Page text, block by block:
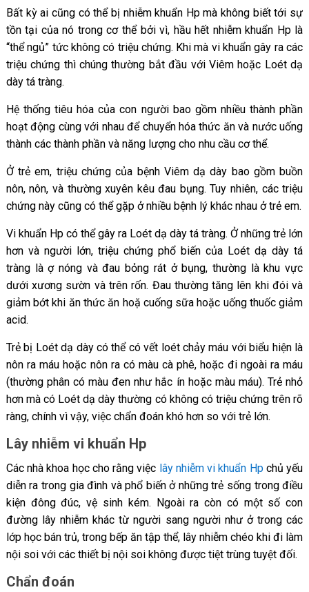
Bất kỳ ai cũng có thể bị nhiễm khuẩn Hp mà không biết tới sự
tồn tại của nó trong cơ thể bởi vì, hầu hết nhiễm khuẩn Hp là
“thể ngủ” tức không có triệu chứng. Khi mà vi khuẩn gây ra các
triệu chứng thì chúng thường bắt đầu với Viêm hoặc Loét dạ
dày tá tràng.
Hệ thống tiêu hóa của con người bao gồm nhiều thành phần
hoạt động cùng với nhau để chuyển hóa thức ăn và nước uống
thành các thành phần và năng lượng cho nhu cầu cơ thể.
Ở trẻ em, triệu chứng của bệnh Viêm dạ dày bao gồm buồn
nôn, nôn, và thường xuyên kêu đau bụng. Tuy nhiên, các triệu
chứng này cũng có thể gặp ở nhiều bệnh lý khác nhau ở trẻ em.
Vi khuẩn Hp có thể gây ra Loét dạ dày tá tràng. Ở những trẻ lớn
hơn và người lớn, triệu chứng phổ biến của Loét dạ dày tá
tràng là ợ nóng và đau bỏng rát ở bụng, thường là khu vực
dưới xương sườn và trên rốn. Đau thường tăng lên khi đói và
giảm bớt khi ăn thức ăn hoặ cuống sữa hoặc uống thuốc giảm
acid.
Trẻ bị Loét dạ dày có thể có vết loét chảy máu với biểu hiện là
nôn ra máu hoặc nôn ra có màu cà phê, hoặc đi ngoài ra máu
(thường phân có màu đen như hắc ín hoặc màu máu). Trẻ nhỏ
hơn mà có Loét dạ dày thường có không có triệu chứng trên rõ
ràng, chính vì vậy, việc chẩn đoán khó hơn so với trẻ lớn.
Lây nhiễm vi khuẩn Hp
Các nhà khoa học cho rằng việc lây nhiễm vi khuẩn Hpchủ yếu
diễn ra trong gia đình và phổ biến ở những trẻ sống trong điều
kiện đông đúc, vệ sinh kém. Ngoài ra còn có một số con
đường lây nhiễm khác từ người sang người như ở trong các
lớp học bán trủ, trong bếp ăn tập thể, lây nhiễm chéo khi đi làm
nội soi với các thiết bị nội soi không được tiệt trùng tuyệt đối.
Chẩn đoán